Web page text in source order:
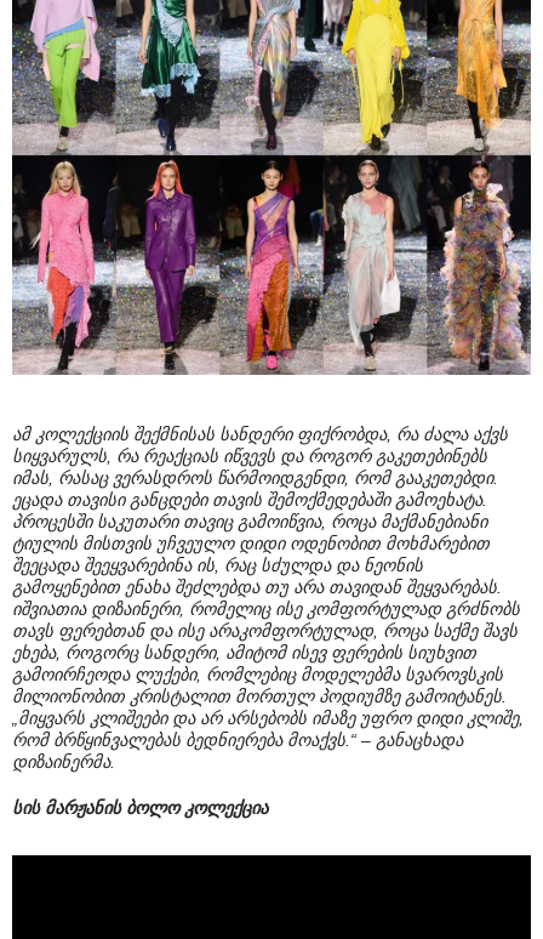
ამ კოლექციის შექმნისას სანდერი ფიქრობდა, რა ძალა აქვს
სიყვარულს, რა რეაქციას იწვევს და როგორ გაკეთებინებს
იმას, რასაც ვერასდროს წარმოიდგენდი, რომ გააკეთებდი.
ეცადა თავისი განცდები თავის შემოქმედებაში გამოეხატა.
პროცესში საკუთარი თავიც გამოიწვია, როცა მაქმანებიანი
ტიულის მისთვის უჩვეულო დიდი ოდენობით მოხმარებით
შეეცადა შეეყვარებინა ის, რაც სძულდა და ნეონის
გამოყენებით ენახა შეძლებდა თუ არა თავიდან შეყვარებას.
იშვიათია დიზაინერი, რომელიც ისე კომფორტულად გრძნობს
თავს ფერებთან და ისე არაკომფორტულად, როცა საქმე შავს
ეხება, როგორც სანდერი, ამიტომ ისევ ფერების სიუხვით
გამოირჩეოდა ლუქები, რომლებიც მოდელებმა სვაროვსკის
მილიონობით კრისტალით მორთულ პოდიუმზე გამოიტანეს.
„მიყვარს კლიშეები და არ არსებობს იმაზე უფრო დიდი კლიშე,
რომ ბრწყინვალებას ბედნიერება მოაქვს.“ – განაცხადა
დიზაინერმა.
სის მარჟანის ბოლო კოლექცია